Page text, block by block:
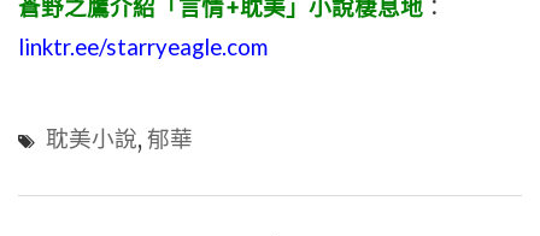
蒼野之鷹介紹「言情+耽美」小說棲息地 ：
linktr.ee/starryeagle.com
耽美小說, 郁華